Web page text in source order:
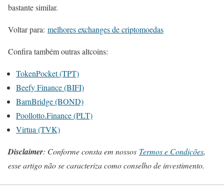
bastante similar.
Voltar para: melhores exchanges de criptomoedas
Confira também outras altcoins:
TokenPocket (TPT)
Beefy Finance (BIFI)
BarnBridge (BOND)
Poollotto.Finance (PLT)
Virtua (TVK)
Disclaimer: Conforme consta em nossos Termos e Condições,
esse artigo não se caracteriza como conselho de investimento.